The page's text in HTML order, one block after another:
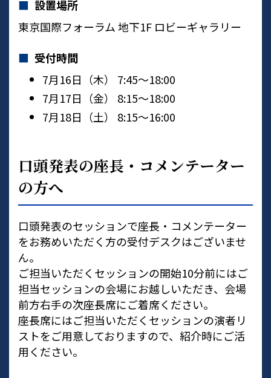
設置場所
東京国際フォーラム 地下1F ロビーギャラリー
受付時間
7月16日（木） 7:45〜18:00
7月17日（金） 8:15〜18:00
7月18日（土） 8:15〜16:00
口頭発表の座長・コメンテーター
の方へ
口頭発表のセッションで座長・コメンテーター
をお務めいただく方の受付デスクはございませ
ん。
ご担当いただくセッションの開始10分前にはご
担当セッションの会場にお越しいただき、会場
前方右手の次座長席にご着席ください。
座長席にはご担当いただくセッションの演者リ
ストをご用意しておりますので、紹介時にご活
用ください。